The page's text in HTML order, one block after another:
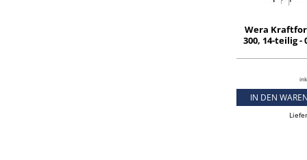
Wera
300, 14-teilig -
IN DEN